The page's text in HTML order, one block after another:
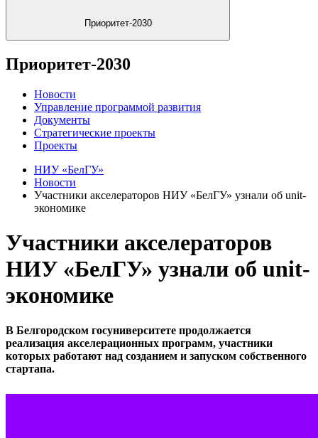
Приоритет-2030
Приоритет-2030
Новости
Управление программой развития
Документы
Стратегические проекты
Проекты
НИУ «БелГУ»
Новости
Участники акселераторов НИУ «БелГУ» узнали об unit-
экономике
Участники акселераторов
НИУ «БелГУ» узнали об unit-
экономике
В Белгородском госуниверситете продолжается
реализация акселерационных программ, участники
которых работают над созданием и запуском собственного
стартапа.